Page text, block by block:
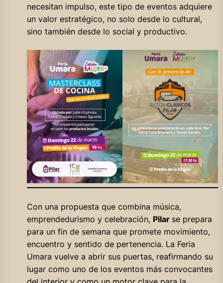
necesitan impulso, este tipo de eventos adquiere
un valor estratégico, no solo desde lo cultural,
sino también desde lo social y productivo.
Con una propuesta que combina música,
emprendedurismo y celebración, Pilar se prepara
para un fin de semana que promete movimiento,
encuentro y sentido de pertenencia. La Feria
Umara vuelve a abrir sus puertas, reafirmando su
lugar como uno de los eventos más convocantes